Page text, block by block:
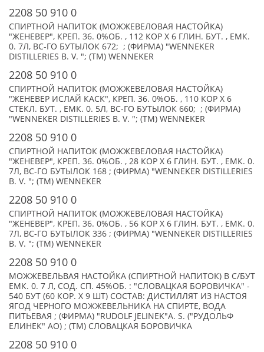
2208 50 910 0
СПИРТНОЙ НАПИТОК (МОЖЖЕВЕЛОВАЯ НАСТОЙКА)
"ЖЕНЕВЕР", КРЕП. 36. 0%ОБ. , 112 КОР Х 6 ГЛИН. БУТ. , ЕМК.
0. 7Л, ВС-ГО БУТЫЛОК 672; ; (ФИРМА) "WENNEKER
DISTILLERIES B. V. "; (TM) WENNEKER
2208 50 910 0
СПИРТНОЙ НАПИТОК (МОЖЖЕВЕЛОВАЯ НАСТОЙКА)
"ЖЕНЕВЕР ИСЛАЙ КАСК", КРЕП. 36. 0%ОБ. , 110 КОР Х 6
СТЕКЛ. БУТ. , ЕМК. 0. 5Л, ВС-ГО БУТЫЛОК 660; ; (ФИРМА)
"WENNEKER DISTILLERIES B. V. "; (TM) WENNEKER
2208 50 910 0
СПИРТНОЙ НАПИТОК (МОЖЖЕВЕЛОВАЯ НАСТОЙКА)
"ЖЕНЕВЕР", КРЕП. 36. 0%ОБ. , 28 КОР Х 6 ГЛИН. БУТ. , ЕМК. 0.
7Л, ВС-ГО БУТЫЛОК 168 ; (ФИРМА) "WENNEKER DISTILLERIES
B. V. "; (TM) WENNEKER
2208 50 910 0
СПИРТНОЙ НАПИТОК (МОЖЖЕВЕЛОВАЯ НАСТОЙКА)
"ЖЕНЕВЕР", КРЕП. 36. 0%ОБ. , 56 КОР Х 6 ГЛИН. БУТ. , ЕМК. 0.
7Л, ВС-ГО БУТЫЛОК 336 ; (ФИРМА) "WENNEKER DISTILLERIES
B. V. "; (TM) WENNEKER
2208 50 910 0
МОЖЖЕВЕЛЬВАЯ НАСТОЙКА (СПИРТНОЙ НАПИТОК) В С/БУТ
ЕМК. 0. 7 Л, СОД. СП. 45%ОБ. : "СЛОВАЦКАЯ БОРОВИЧКА" -
540 БУТ (60 КОР. Х 9 ШТ) СОСТАВ: ДИСТИЛЛЯТ ИЗ НАСТОЯ
ЯГОД ЧЕРНОГО МОЖЖЕВЕЛЬНИКА НА СПИРТЕ, ВОДА
ПИТЬЕВАЯ ; (ФИРМА) "RUDOLF JELINEK"A. S. ("РУДОЛЬФ
ЕЛИНЕК" АО) ; (TM) СЛОВАЦКАЯ БОРОВИЧКА
2208 50 910 0